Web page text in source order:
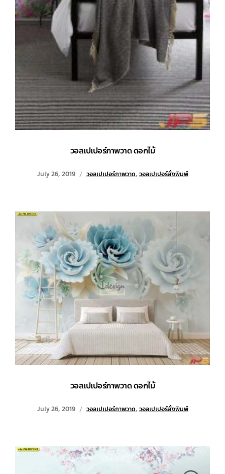
วอลเปเปอร์ภาพวาด ดอกไม้
July 26, 2019 วอลเปเปอร์ภาพวาด, วอลเปเปอร์สั่งพิมพ์
วอลเปเปอร์ภาพวาด ดอกไม้
July 26, 2019 วอลเปเปอร์ภาพวาด, วอลเปเปอร์สั่งพิมพ์